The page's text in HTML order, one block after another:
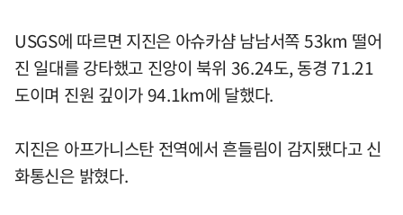
USGS에 따르면 지진은 아슈카샴 남남서쪽 53km 떨어
진 일대를 강타했고 진앙이 북위 36.24도, 동경 71.21
도이며 진원 깊이가 94.1km에 달했다.
지진은 아프가니스탄 전역에서 흔들림이 감지됐다고 신
화통신은 밝혔다.